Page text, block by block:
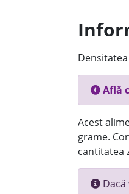
Află
Acest
grame.
cantitatea